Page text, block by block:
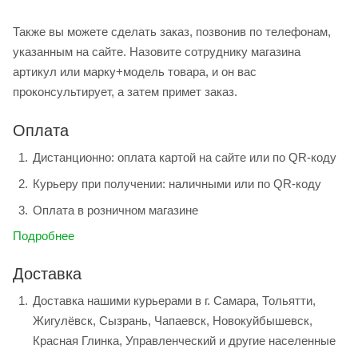
Также вы можете сделать заказ, позвонив по телефонам,
указанным на сайте. Назовите сотруднику магазина
артикул или марку+модель товара, и он вас
проконсультирует, а затем примет заказ.
Оплата
Дистанционно: оплата картой на сайте или по QR-коду
Курьеру при получении: наличными или по QR-коду
Оплата в розничном магазине
Подробнее
Доставка
Доставка нашими курьерами в г. Самара, Тольятти,
Жигулёвск, Сызрань, Чапаевск, Новокуйбышевск,
Красная Глинка, Управленческий и другие населенные